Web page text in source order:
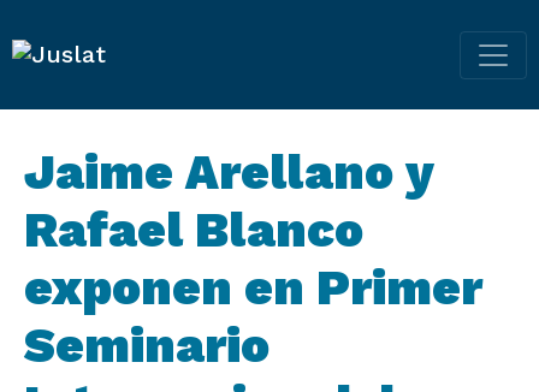
Navegación
Jaime Arellano y
Rafael Blanco
exponen en Primer
Seminario